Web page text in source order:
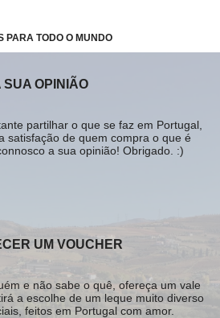
PARA TODO O MUNDO
SUA OPINIÃO
partilhar o que se faz em Portugal,
satisfação de quem compra o que é
a sua opinião! Obrigado. :)
UM VOUCHER
e não sabe o quê, ofereça um vale
a escolhe de um leque muito diverso
feitos em Portugal com amor.